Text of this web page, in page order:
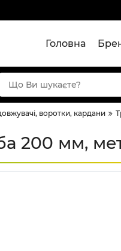
Головна
воротки, кардани
200 мм,